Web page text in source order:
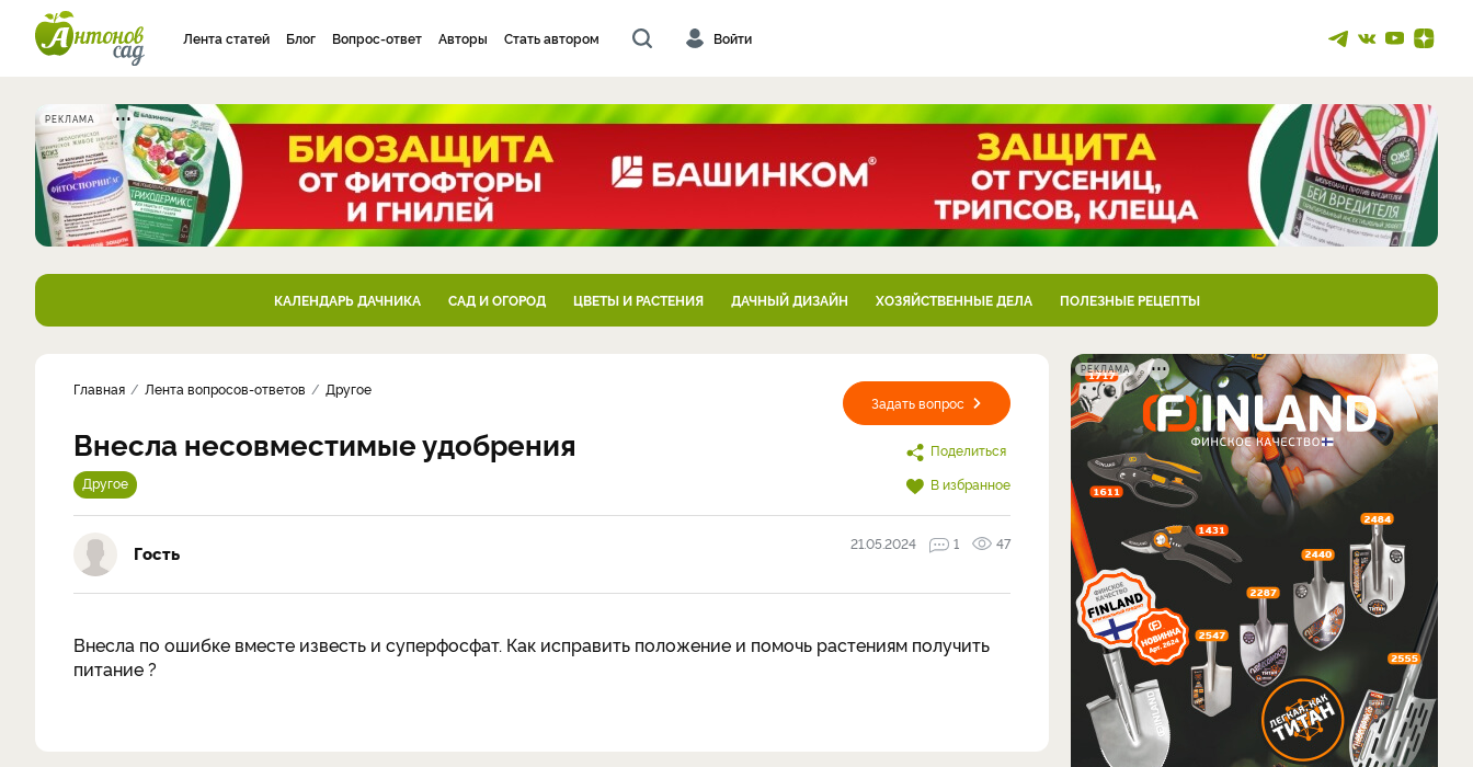
Лента статей Блог Вопрос-ответ Авторы Стать автором Войти
РЕКЛАМА
КАЛЕНДАРЬ ДАЧНИКА САД И ОГОРОД ЦВЕТЫ И РАСТЕНИЯ ДАЧНЫЙ ДИЗАЙН ХОЗЯЙСТВЕННЫЕ ДЕЛА ПОЛЕЗНЫЕ РЕЦЕПТЫ
Задать вопрос
Поделиться
В избранное
Главная Лента вопросов-ответов Другое
Внесла несовместимые удобрения
Другое
Гость 21.05.2024 1 47
Внесла по ошибке вместе известь и суперфосфат. Как исправить положение и помочь растениям получить
питание ?
РЕКЛАМА